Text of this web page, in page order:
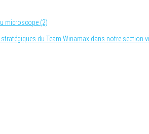
microscope (2)
du Team Winamax dans notre section